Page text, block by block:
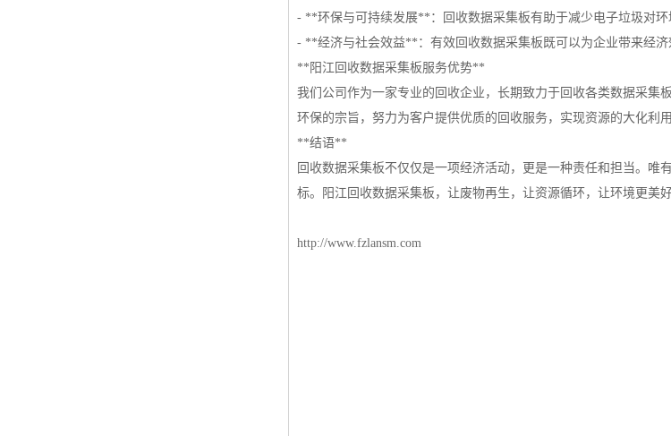
- **环保与可持续发展**：回收数据采集板有助于减少电子垃圾对环
- **经济与社会效益**：有效回收数据采集板既可以为企业带来经济
**阳江回收数据采集板服务优势**
我们公司作为一家专业的回收企业，长期致力于回收各类数据采集
环保的宗旨，努力为客户提供优质的回收服务，实现资源的大化利
**结语**
回收数据采集板不仅仅是一项经济活动，更是一种责任和担当。
标。阳江回收数据采集板，让废物再生，让资源循环，让环境更美好
http://www.fzlansm.com